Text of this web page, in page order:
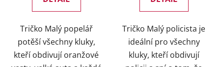
Tričko Malý popelář
potěší všechny kluky,
kteří obdivují oranžové
Tričko Malý policista je
ideální pro všechny
kluky, kteří obdivují